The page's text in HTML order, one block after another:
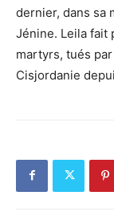
dernier, dans sa
Jénine. Leila fait
martyrs, tués
Cisjordanie